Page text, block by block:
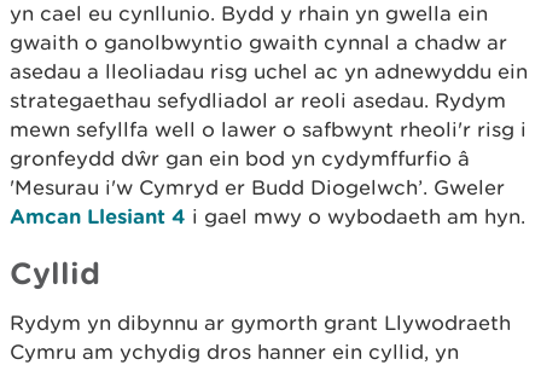
yn cael eu cynllunio. Bydd y rhain yn gwella ein
gwaith o ganolbwyntio gwaith cynnal a chadw ar
asedau a lleoliadau risg uchel ac yn adnewyddu ein
strategaethau sefydliadol ar reoli asedau. Rydym
mewn sefyllfa well o lawer o safbwynt rheoli'r risg i
gronfeydd dŵr gan ein bod yn cydymffurfio â
'Mesurau i'w Cymryd er Budd Diogelwch’. Gweler
Amcan Llesiant 4 i gael mwy o wybodaeth am hyn.
Cyllid
Rydym yn dibynnu ar gymorth grant Llywodraeth
Cymru am ychydig dros hanner ein cyllid, yn